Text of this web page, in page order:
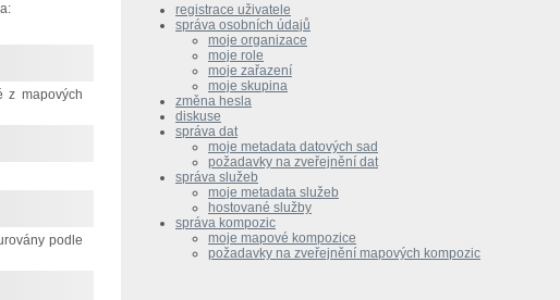
z mapových
podle
registrace uživatele
správa osobních údajů
moje organizace
moje role
moje zařazení
moje skupina
změna hesla
diskuse
správa dat
moje metadata datových sad
požadavky na zveřejnění dat
správa služeb
moje metadata služeb
hostované služby
správa kompozic
moje mapové kompozice
požadavky na zveřejnění mapových kompozic